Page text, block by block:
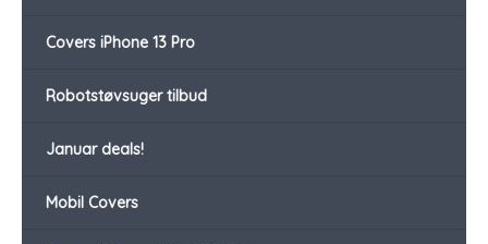
Covers iPhone 13 Pro
Robotstøvsuger tilbud
Januar deals!
Mobil Covers